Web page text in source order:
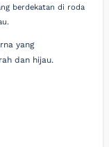
berdekatan di roda
yang
dan hijau.